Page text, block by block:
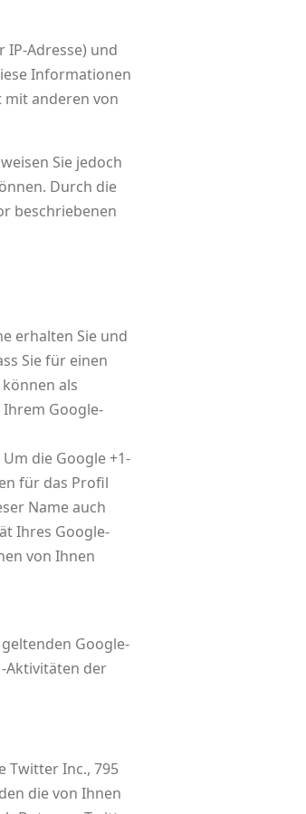
Adresse) und
Informationen
mit anderen von
Sie jedoch
Durch die
beschriebenen
erhalten Sie und
Sie für einen
als
Google-
die Google +1-
für das Profil
Name auch
Ihres Google-
von Ihnen
Google-
Aktivitäten der
Twitter Inc., 795
die von Ihnen